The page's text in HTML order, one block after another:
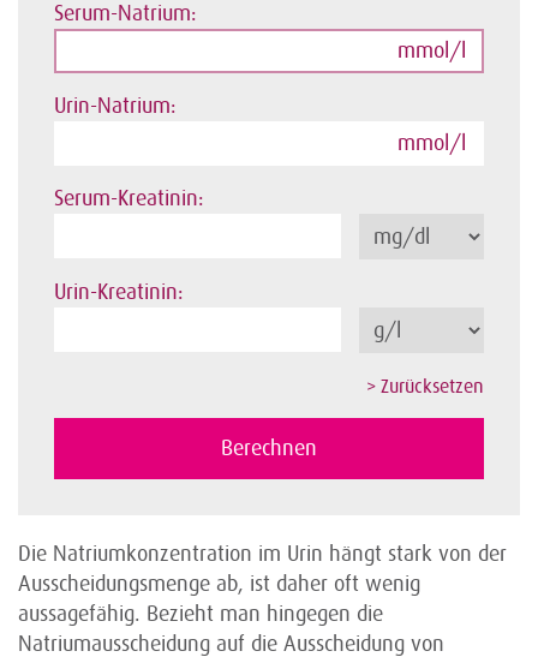
Serum-Natrium:
mmol/l
Urin-Natrium:
mmol/l
Serum-Kreatinin:
Urin-Kreatinin:
Die Natriumkonzentration im Urin hängt stark von der
Ausscheidungsmenge ab, ist daher oft wenig
aussagefähig. Bezieht man hingegen die
Natriumausscheidung auf die Ausscheidung von